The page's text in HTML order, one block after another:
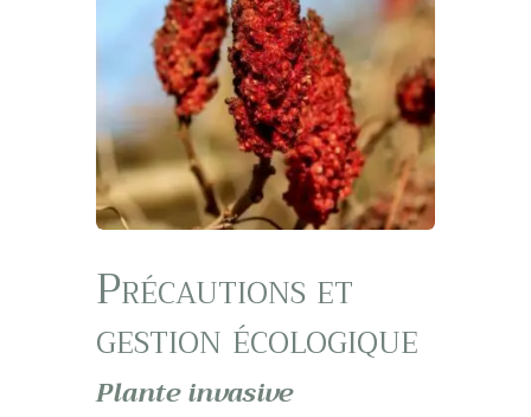
Précautions et
gestion écologique
Plante invasive